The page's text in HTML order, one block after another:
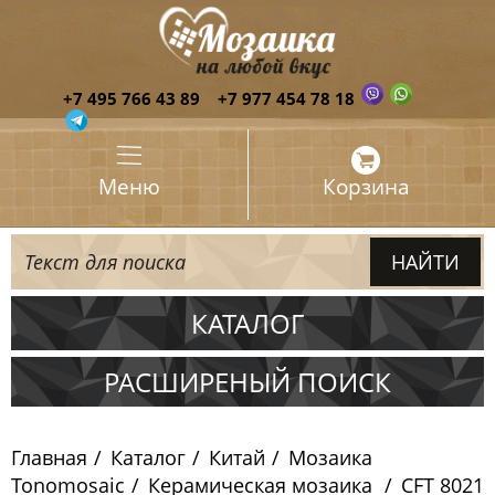
+7 495 766 43 89 +7 977 454 78 18
Меню Корзина
КАТАЛОГ
Испания
Китай
РАСШИРЕНЫЙ ПОИСК
Главная Каталог Китай
Мозаика
Tonomosaic
Керамическая мозаика
CFT 8021